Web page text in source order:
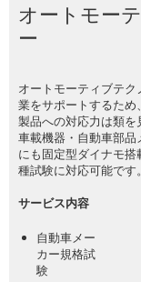
オートモー
ー
オートモーティブテ
業をサポートするた
製品への対応力は類
車載機器・自動車部
にも固定型ダイナモ
種試験に対応可能です。
サービス内容
自動車メー
カー規格試
験